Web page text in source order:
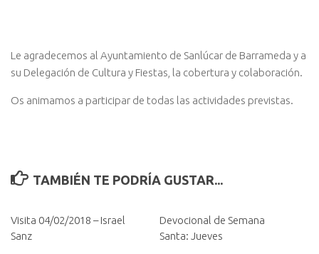
Le agradecemos al Ayuntamiento de Sanlúcar de Barrameda y a
su Delegación de Cultura y Fiestas, la cobertura y colaboración.
Os animamos a participar de todas las actividades previstas.
TAMBIÉN TE PODRÍA GUSTAR...
Visita 04/02/2018 – Israel
Sanz
Devocional de Semana
Santa: Jueves